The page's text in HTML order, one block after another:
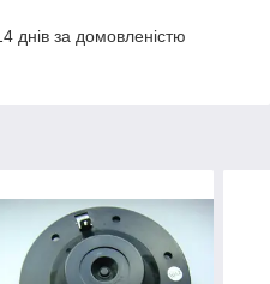
днів за домовленістю